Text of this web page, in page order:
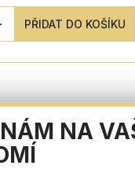
NA
PŘIDAT DO KOŠÍKU